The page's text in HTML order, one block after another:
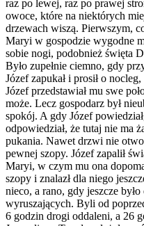
raz po lewej, raz po prawej
owoce, które na niektórych
drzewach wiszą. Pierwszym,
Maryi w gospodzie wygodne
sobie nogi, podobnież święta
Było zupełnie ciemno, gdy
Józef zapukał i prosił o
Józef przedstawiał mu swe
może. Lecz gospodarz był
spokój. A gdy Józef
odpowiedział, że tutaj nie ma
pukania. Nawet drzwi nie
pewnej szopy. Józef zapalił
Maryi, w czym mu ona
szopy i znalazł dla niego
nieco, a rano, gdy jeszcze
wyruszających. Byli od
6 godzin drogi oddaleni, a 26